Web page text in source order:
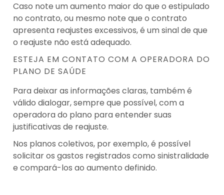
Caso note um aumento maior do que o estipulado
no contrato, ou mesmo note que o contrato
apresenta reajustes excessivos, é um sinal de que
o reajuste não está adequado.
ESTEJA EM CONTATO COM A OPERADORA DO
PLANO DE SAÚDE
Para deixar as informações claras, também é
válido dialogar, sempre que possível, com a
operadora do plano para entender suas
justificativas de reajuste.
Nos planos coletivos, por exemplo, é possível
solicitar os gastos registrados como sinistralidade
e compará-los ao aumento definido.